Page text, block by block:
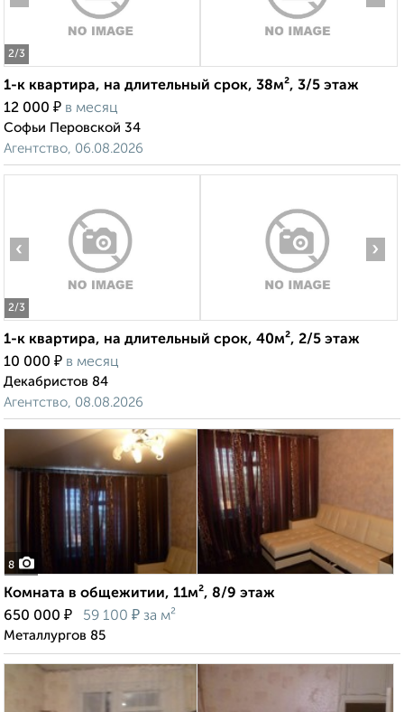
2/3
1-к квартира, на длительный срок, 38м², 3/5 этаж
12 000 ₽ в месяц
Софьи Перовской 34
Агентство, 06.08.2026
2/3
‹ ›
1-к квартира, на длительный срок, 40м², 2/5 этаж
10 000 ₽ в месяц
Декабристов 84
Агентство, 08.08.2026
8
Комната в общежитии, 11м², 8/9 этаж
650 000 ₽ 59 100 ₽ за м²
Металлургов 85